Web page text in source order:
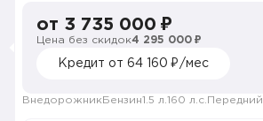
от 3 735 000 ₽
Цена без скидок4 295 000 ₽
Кредит от 64 160 ₽/мес
Внедорожник Бензин1.5 л. 160 л.с. Передний